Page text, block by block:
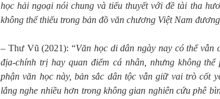
học hải ngoại nói chung và tiểu thuyết với đề tài tha
không thể thiếu trong bản đồ văn chương Việt Nam
– Thư Vũ (2021): “Văn học di dân ngày nay có thể vẫn
địa-chính trị hay quan điểm cá nhân, nhưng không
phận văn học này, bản sắc dân tộc vẫn giữ vai trò cốt
lắng nghe nhiều hơn trong không gian nghiên cứu phê